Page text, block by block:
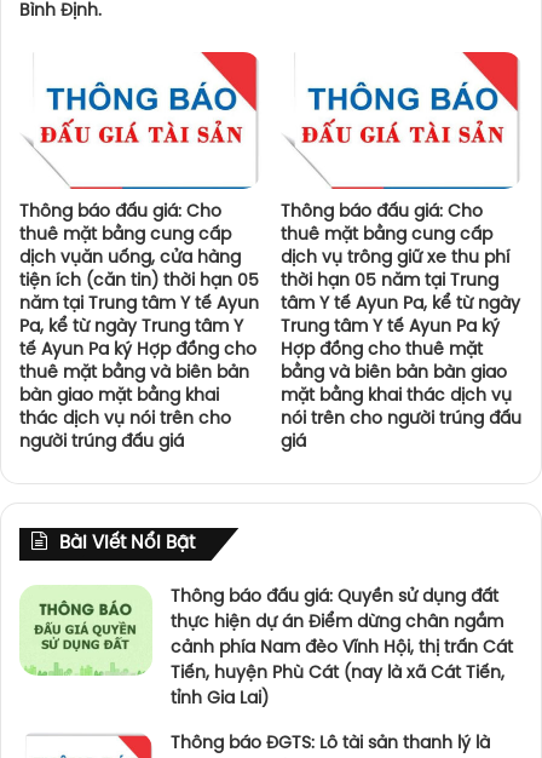
Bình Định.
Thông báo đấu giá: Cho
thuê mặt bằng cung cấp
dịch vụăn uống, cửa hàng
tiện ích (căn tin) thời hạn 05
năm tại Trung tâm Y tế Ayun
Pa, kể từ ngày Trung tâm Y
tế Ayun Pa ký Hợp đồng cho
thuê mặt bằng và biên bản
bàn giao mặt bằng khai
thác dịch vụ nói trên cho
người trúng đấu giá
Thông báo đấu giá: Cho
thuê mặt bằng cung cấp
dịch vụ trông giữ xe thu phí
thời hạn 05 năm tại Trung
tâm Y tế Ayun Pa, kể từ ngày
Trung tâm Y tế Ayun Pa ký
Hợp đồng cho thuê mặt
bằng và biên bản bàn giao
mặt bằng khai thác dịch vụ
nói trên cho người trúng đấu
giá
Bài Viết Nổi Bật
Thông báo đấu giá: Quyền sử dụng đất
thực hiện dự án Điểm dừng chân ngắm
cảnh phía Nam đèo Vĩnh Hội, thị trấn Cát
Tiến, huyện Phù Cát (nay là xã Cát Tiến,
tỉnh Gia Lai)
Thông báo ĐGTS: Lô tài sản thanh lý là